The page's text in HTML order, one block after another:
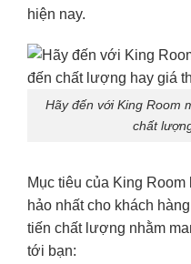
hiện nay.
Hãy đến với King Room
chất
Mục tiêu của King
hảo nhất cho khách
tiến chất lượng nhằm
tới bạn: